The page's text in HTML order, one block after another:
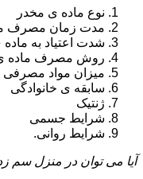
نوع ماده ی مخدر
مدت زمان مصرف
شدت اعتیاد به
روش مصرف ماده ی
میزان مواد مصرفی
سابقه ی خانوادگی
ژنتیک
شرایط جسمی
شرایط روانی.
آیا می توان در منزل سم